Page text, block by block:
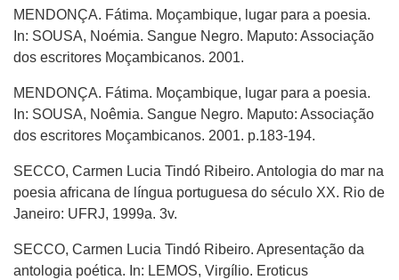
MENDONÇA. Fátima. Moçambique, lugar para a poesia.
In: SOUSA, Noémia. Sangue Negro. Maputo: Associação
dos escritores Moçambicanos. 2001.
MENDONÇA. Fátima. Moçambique, lugar para a poesia.
In: SOUSA, Noêmia. Sangue Negro. Maputo: Associação
dos escritores Moçambicanos. 2001. p.183-194.
SECCO, Carmen Lucia Tindó Ribeiro. Antologia do mar na
poesia africana de língua portuguesa do século XX. Rio de
Janeiro: UFRJ, 1999a. 3v.
SECCO, Carmen Lucia Tindó Ribeiro. Apresentação da
antologia poética. In: LEMOS, Virgílio. Eroticus